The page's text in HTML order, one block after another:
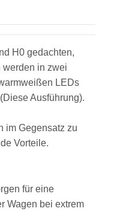
H0 gedachten,
werden in zwei
LEDs
Ausführung).
im Gegensatz zu
Vorteile.
für eine
Wagen bei extrem